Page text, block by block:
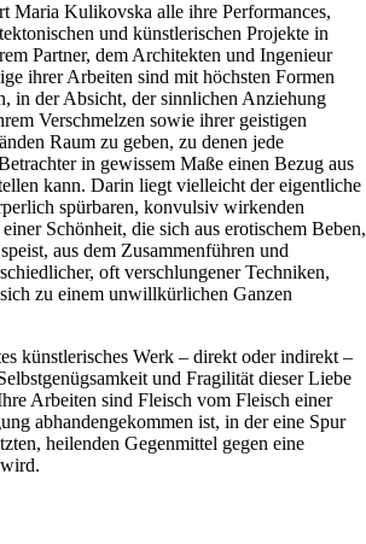
Maria Kulikovska alle ihre Performances,
und künstlerischen Projekte in
Partner, dem Architekten und Ingenieur
ihrer Arbeiten sind mit höchsten Formen
in der Absicht, der sinnlichen Anziehung
Verschmelzen sowie ihrer geistigen
Raum zu geben, zu denen jede
in gewissem Maße einen Bezug aus
kann. Darin liegt vielleicht der eigentliche
spürbaren, konvulsiv wirkenden
Schönheit, die sich aus erotischem Beben,
aus dem Zusammenführen und
oft verschlungener Techniken,
zu einem unwillkürlichen Ganzen
künstlerisches Werk – direkt oder indirekt –
und Fragilität dieser Liebe
Arbeiten sind Fleisch vom Fleisch einer
abhandengekommen ist, in der eine Spur
heilenden Gegenmittel gegen eine